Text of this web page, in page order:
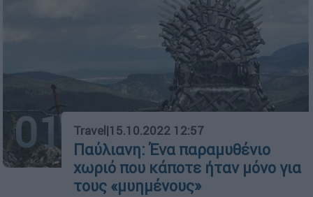
01 Travel |15.10.2022 12:57
Παύλιανη: Ένα παραμυθένιο
χωριό που κάποτε ήταν μόνο για
τους «μυημένους»